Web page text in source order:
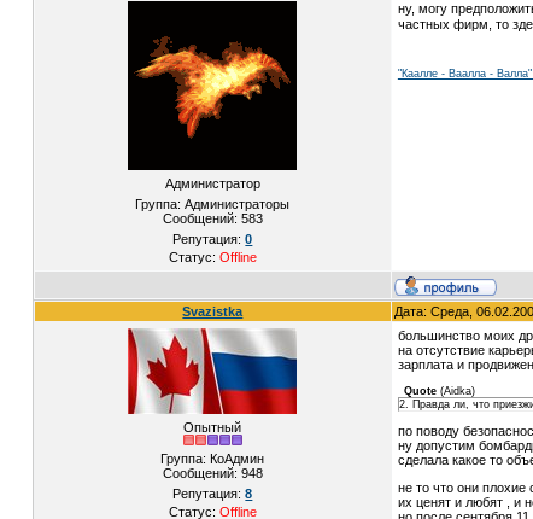
Администратор
Группа: Администраторы
Сообщений: 583
Репутация:0
Статус: Offline
ну, могу
частных фирм, то
"Каалле - Ваалла -
Svazistka Дата: Среда,
Опытный
Группа: КоАдмин
Сообщений: 948
Репутация:8
Статус: Offline
большинство моих
на отсутствие
зарплата и
Quote(Aidka)
2. Правда ли, что
по поводу
ну допустим
сделала какое то
не то что они плохие
их ценят и любят , и